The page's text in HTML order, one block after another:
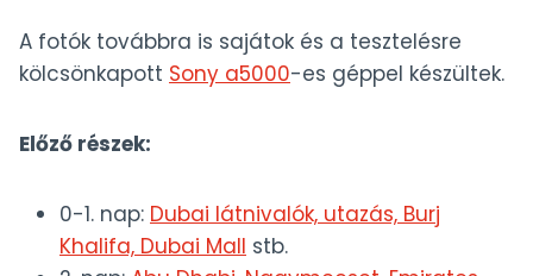
A fotók továbbra is sajátok és a tesztelésre
kölcsönkapott Sony a5000-es géppel készültek.
Előző részek:
0-1. nap: Dubai látnivalók, utazás, Burj
Khalifa, Dubai Mall stb.